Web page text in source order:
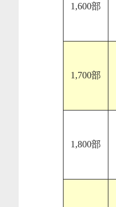
1,600部
1,700部
1,800部